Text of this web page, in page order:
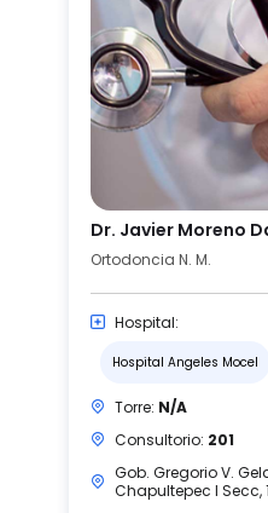
Dr. Javier Moreno
Ortodoncia N. M.
Hospital:
Hospital Angeles Mocel
Torre: N/A
Consultorio: 201
Gob. Gregorio V.
Chapultepec I Secc,